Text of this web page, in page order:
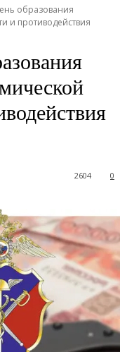
образования
и противодействия
0
2604